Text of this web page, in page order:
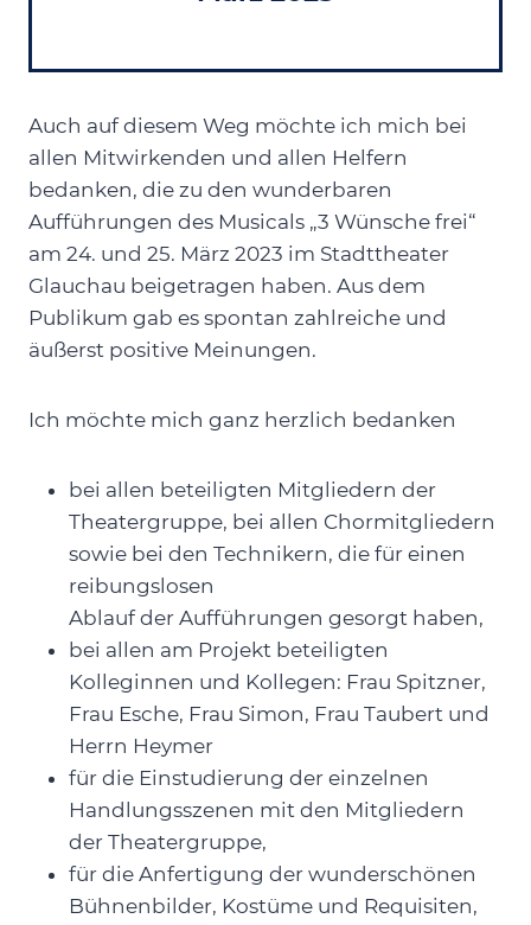
Auch auf diesem Weg möchte ich mich bei
allen Mitwirkenden und allen Helfern
bedanken, die zu den wunderbaren
Aufführungen des Musicals „3 Wünsche frei“
am 24. und 25. März 2023 im Stadttheater
Glauchau beigetragen haben. Aus dem
Publikum gab es spontan zahlreiche und
äußerst positive Meinungen.
Ich möchte mich ganz herzlich bedanken
bei allen beteiligten Mitgliedern der
Theatergruppe, bei allen Chormitgliedern
sowie bei den Technikern, die für einen
reibungslosen
Ablauf der Aufführungen gesorgt haben,
bei allen am Projekt beteiligten
Kolleginnen und Kollegen: Frau Spitzner,
Frau Esche, Frau Simon, Frau Taubert und
Herrn Heymer
für die Einstudierung der einzelnen
Handlungsszenen mit den Mitgliedern
der Theatergruppe,
für die Anfertigung der wunderschönen
Bühnenbilder, Kostüme und Requisiten,